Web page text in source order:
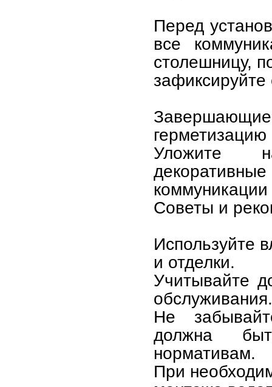
Перед
все
столешницу,
Уложите
Советы и
Используйте
и отделки.
Учитывайте
обслуживания.
Не
должна
нормативам.
При